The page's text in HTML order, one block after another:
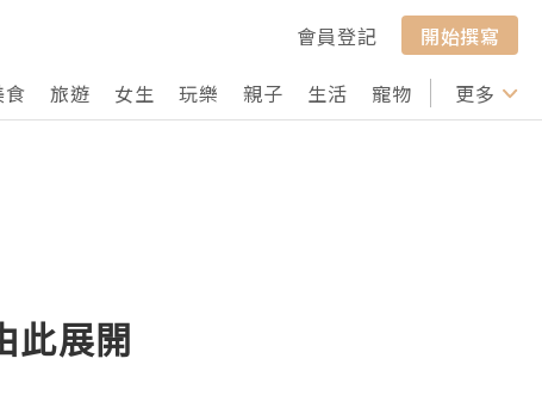
會員登記
開始撰寫
食 旅遊 女生 玩樂 親子 生活 寵物 行山 打卡
更多
此展開